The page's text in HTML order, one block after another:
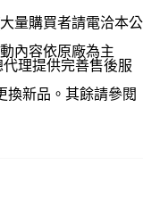
量購買者請電洽本公
內容依原廠為主
理提供完善售後服
換新品。其餘請參閱